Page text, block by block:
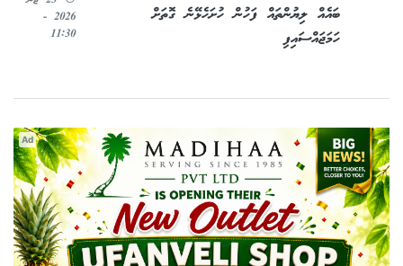
ބައެއް ލިޔުންތައް ފަހުން ހުށަހެޅޭނެ ގޮތަށް
ހަމަޖައްސައިފި
2026 -
11:30
Ad